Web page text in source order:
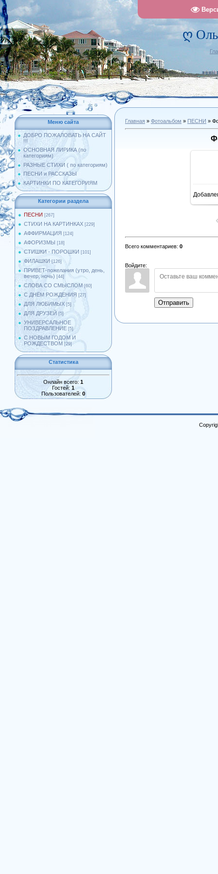
ღ
Меню сайта
ДОБРО ПОЖАЛОВАТЬ НА САЙТ
!!!
ОСНОВНАЯ ЛИРИКА (по
категориям)
РАЗНЫЕ СТИХИ ( по категориям)
ПЕСНИ и РАССКАЗЫ
КАРТИНКИ ПО КАТЕГОРИЯМ
Категории раздела
ПЕСНИ [267]
СТИХИ НА КАРТИНКАХ [229]
АФФИРМАЦИЯ [124]
АФОРИЗМЫ [18]
СТИШКИ - ПОРОШКИ [101]
ФИЛАШКИ [126]
ПРИВЕТ-пожелания (утро, день,
вечер, ночь) [44]
СЛОВА СО СМЫСЛОМ [60]
С ДНЁМ РОЖДЕНИЯ [27]
ДЛЯ ЛЮБИМЫХ [5]
ДЛЯ ДРУЗЕЙ [5]
УНИВЕРСАЛЬНОЕ
ПОЗДРАВЛЕНИЕ [5]
С НОВЫМ ГОДОМ И
РОЖДЕСТВОМ [29]
Статистика
Онлайн всего: 1
Гостей: 1
Пользователей: 0
Главная » Фотоальбом » ПЕСНИ »
Всего комментариев: 0
Войдите:
Отправить